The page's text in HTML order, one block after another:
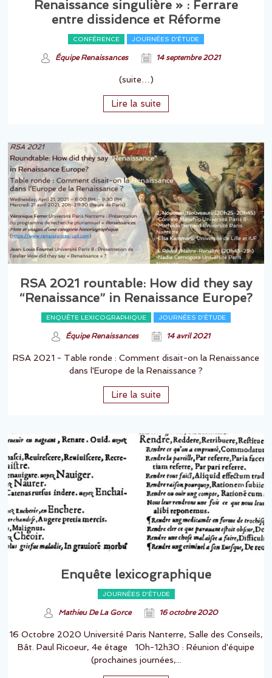
Renaissance singulière » : Ferrare
entre dissidence et Réforme
CONFÉRENCE JOURNÉES D'ÉTUDE
Équipe Renaissances 14 septembre 2021
(suite…)
Lire la suite
RSA 2021 rountable: How did they say
“Renaissance” in Renaissance Europe?
ENQUÊTE LEXICOGRAPHIQUE JOURNÉES D'ÉTUDE
Équipe Renaissances 14 avril 2021
RSA 2021 - Table ronde : Comment disait-on la Renaissance
dans l'Europe de la Renaissance ?
Lire la suite
Enquête lexicographique
JOURNÉES D'ÉTUDE
Mathieu De La Gorce 16 octobre 2020
16 Octobre 2020 Université Paris Nanterre, Salle des Conseils,
Bât. Paul Ricoeur, 4e étage 10h-12h30 : Réunion d'équipe
(prochaines journées,...